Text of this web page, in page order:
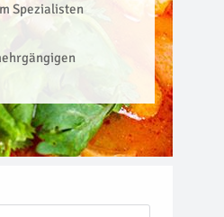
Spezialisten